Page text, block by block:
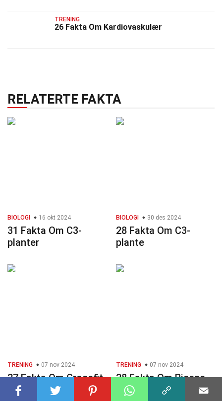
TRENING
26 Fakta Om Kardiovaskulær
RELATERTE FAKTA
BIOLOGI 16 okt 2024
31 Fakta Om C3-
planter
BIOLOGI 30 des 2024
28 Fakta Om C3-
plante
TRENING 07 nov 2024
27 Fakta Om Crossfit
TRENING 07 nov 2024
28 Fakta Om Biceps